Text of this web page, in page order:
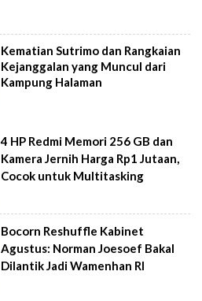
Kematian Sutrimo dan Rangkaian
Kejanggalan yang Muncul dari
Kampung Halaman
4 HP Redmi Memori 256 GB dan
Kamera Jernih Harga Rp1 Jutaan,
Cocok untuk Multitasking
Bocorn Reshuffle Kabinet
Agustus: Norman Joesoef Bakal
Dilantik Jadi Wamenhan RI